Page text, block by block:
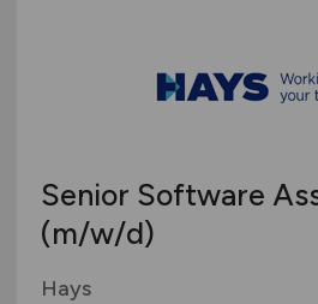
Senior Software
(m/w/d)
Hays